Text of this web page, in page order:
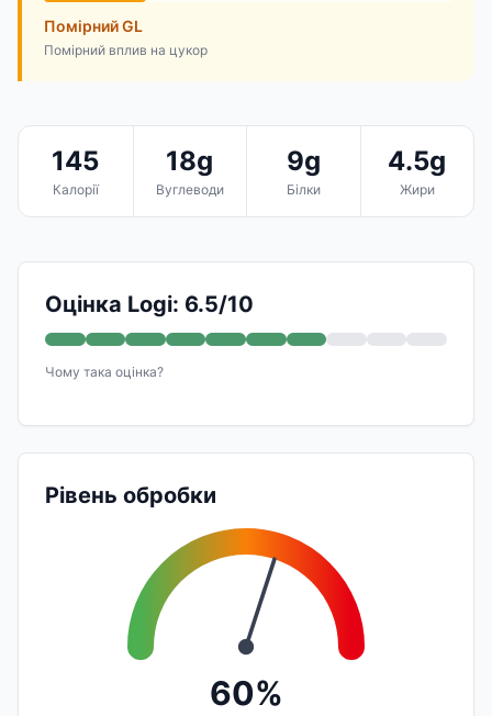
Помірний GL
Помірний вплив на цукор
145
Калорії
18g
Вуглеводи
9g
Білки
4.5g
Жири
Оцінка Logi: 6.5/10
Чому така оцінка?
Рівень обробки
60%